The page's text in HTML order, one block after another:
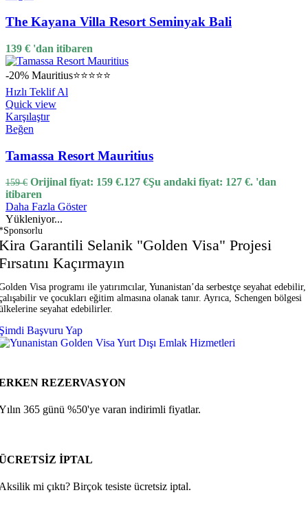
The Kayana Villa Resort Seminyak Bali
139 € 'dan itibaren
-20% Mauritius⭐⭐⭐⭐⭐
Hızlı Teklif Al
Quick view
Karşılaştır
Beğen
Tamassa Resort Mauritius
159€ Orijinal fiyat: 159 €.127 €Şu andaki fiyat: 127 €. 'dan
itibaren
Daha Fazla Göster
Yükleniyor...
Garantili Selanik "Golden Visa" Projesi
Kaçırmayın
Visa programı ile yatırımcılar, Yunanistan’da serbestçe seyahat edebilir,
ve çocukları eğitim almasına olanak tanır. Ayrıca, Schengen bölgesi
seyahat edebilirler.
Başvuru Yap
REZERVASYON
365 günü %50'ye varan indirimli fiyatlar.
İPTAL
mi çıktı? Birçok tesiste ücretsiz iptal.